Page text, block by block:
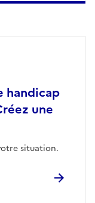
handicap
une
situation.